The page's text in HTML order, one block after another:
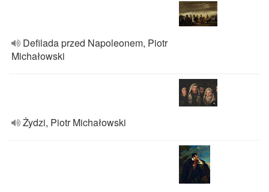
Defilada przed Napoleonem, Piotr
Michałowski
Żydzi, Piotr Michałowski